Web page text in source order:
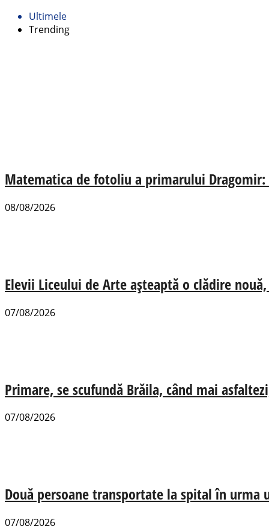
Ultimele
Trending
Matematica de fotoliu a primarului Dragomir:
08/08/2026
Elevii Liceului de Arte așteaptă o clădire
07/08/2026
Primare, se scufundă Brăila, când mai
07/08/2026
Două persoane transportate la spital în
07/08/2026